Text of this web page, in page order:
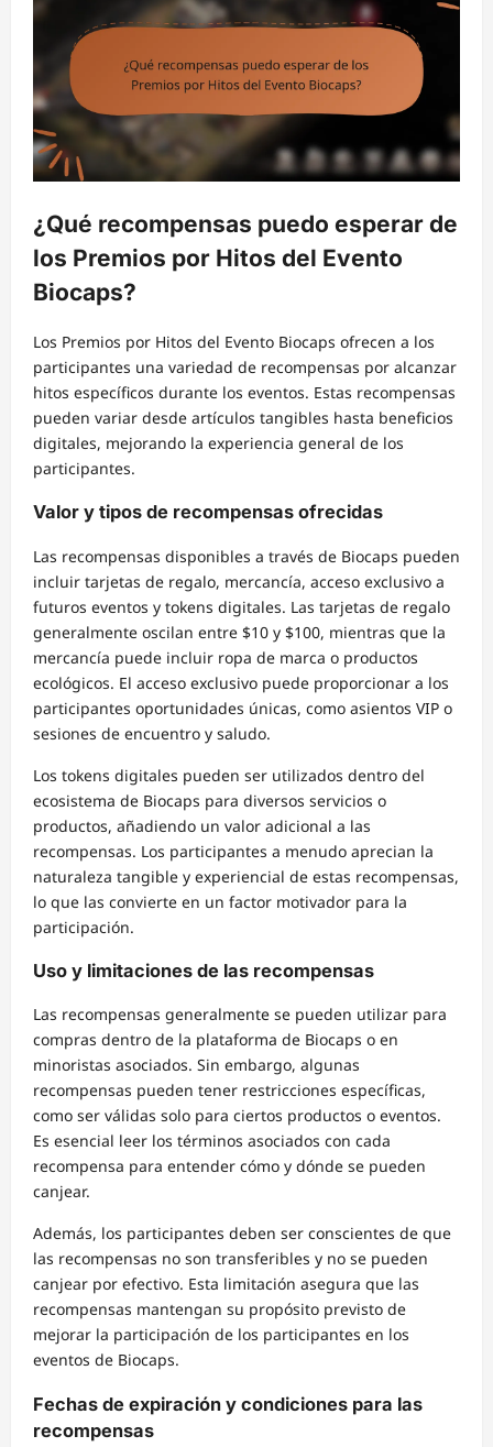
¿Qué recompensas puedo esperar de
los Premios por Hitos del Evento
Biocaps?
Los Premios por Hitos del Evento Biocaps ofrecen a los
participantes una variedad de recompensas por alcanzar
hitos específicos durante los eventos. Estas recompensas
pueden variar desde artículos tangibles hasta beneficios
digitales, mejorando la experiencia general de los
participantes.
Valor y tipos de recompensas ofrecidas
Las recompensas disponibles a través de Biocaps pueden
incluir tarjetas de regalo, mercancía, acceso exclusivo a
futuros eventos y tokens digitales. Las tarjetas de regalo
generalmente oscilan entre $10 y $100, mientras que la
mercancía puede incluir ropa de marca o productos
ecológicos. El acceso exclusivo puede proporcionar a los
participantes oportunidades únicas, como asientos VIP o
sesiones de encuentro y saludo.
Los tokens digitales pueden ser utilizados dentro del
ecosistema de Biocaps para diversos servicios o
productos, añadiendo un valor adicional a las
recompensas. Los participantes a menudo aprecian la
naturaleza tangible y experiencial de estas recompensas,
lo que las convierte en un factor motivador para la
participación.
Uso y limitaciones de las recompensas
Las recompensas generalmente se pueden utilizar para
compras dentro de la plataforma de Biocaps o en
minoristas asociados. Sin embargo, algunas
recompensas pueden tener restricciones específicas,
como ser válidas solo para ciertos productos o eventos.
Es esencial leer los términos asociados con cada
recompensa para entender cómo y dónde se pueden
canjear.
Además, los participantes deben ser conscientes de que
las recompensas no son transferibles y no se pueden
canjear por efectivo. Esta limitación asegura que las
recompensas mantengan su propósito previsto de
mejorar la participación de los participantes en los
eventos de Biocaps.
Fechas de expiración y condiciones para las
recompensas